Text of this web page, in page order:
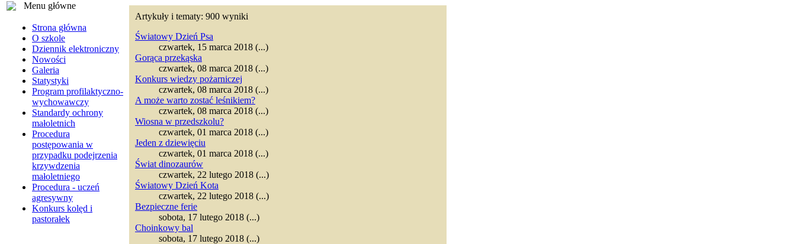
Menu główne
Strona główna
O szkole
Dziennik elektroniczny
Nowości
Galeria
Statystyki
Program profilaktyczno-
wychowawczy
Standardy ochrony
małoletnich
Procedura
postępowania w
przypadku podejrzenia
krzywdzenia
małoletniego
Procedura - uczeń
agresywny
Konkurs kolęd i
pastorałek
Artykuły i tematy: 900 wyniki
Światowy Dzień Psa
czwartek, 15 marca 2018 (...)
Gorąca przekąska
czwartek, 08 marca 2018 (...)
Konkurs wiedzy pożarniczej
czwartek, 08 marca 2018 (...)
A może warto zostać leśnikiem?
czwartek, 08 marca 2018 (...)
Wiosna w przedszkolu?
czwartek, 01 marca 2018 (...)
Jeden z dziewięciu
czwartek, 01 marca 2018 (...)
Świat dinozaurów
czwartek, 22 lutego 2018 (...)
Światowy Dzień Kota
czwartek, 22 lutego 2018 (...)
Bezpieczne ferie
sobota, 17 lutego 2018 (...)
Choinkowy bal
sobota, 17 lutego 2018 (...)